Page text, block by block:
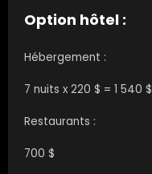
Option hôtel :
Hébergement :
7 nuits x 220 $ = 1 540 $
Restaurants :
700 $